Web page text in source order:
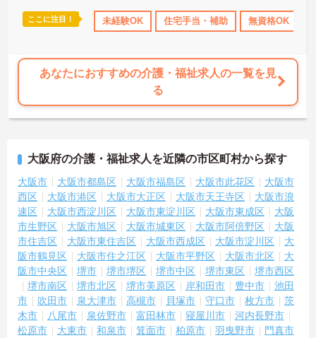
交通費支給
ここに注目！ 未経験OK 住宅手当・補助 無資格OK
あなたにおすすめの介護・福祉求人の一覧を見
る
大阪府の介護・福祉求人を近隣の市区町村から探す
大阪市 大阪市都島区 大阪市福島区 大阪市此花区
大阪市
西区
大阪市港区 大阪市大正区 大阪市天王寺区
大阪市浪
速区
大阪市西淀川区 大阪市東淀川区 大阪市東成区
大阪
市生野区
大阪市旭区 大阪市城東区 大阪市阿倍野区
大阪
市住吉区
大阪市東住吉区 大阪市西成区 大阪市淀川区
大
阪市鶴見区
大阪市住之江区 大阪市平野区 大阪市北区
大
阪市中央区
堺市 堺市堺区 堺市中区 堺市東区
堺市西区
堺市南区
堺市北区 堺市美原区 岸和田市 豊中市
池田
市
吹田市 泉大津市 高槻市 貝塚市 守口市 枚方市
茨
木市
八尾市 泉佐野市 富田林市 寝屋川市
河内長野市
松原市
大東市 和泉市 箕面市 柏原市 羽曳野市
門真市